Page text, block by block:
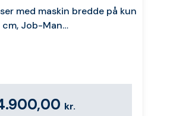
med maskin bredde på kun
cm, Job-Man…
kr.